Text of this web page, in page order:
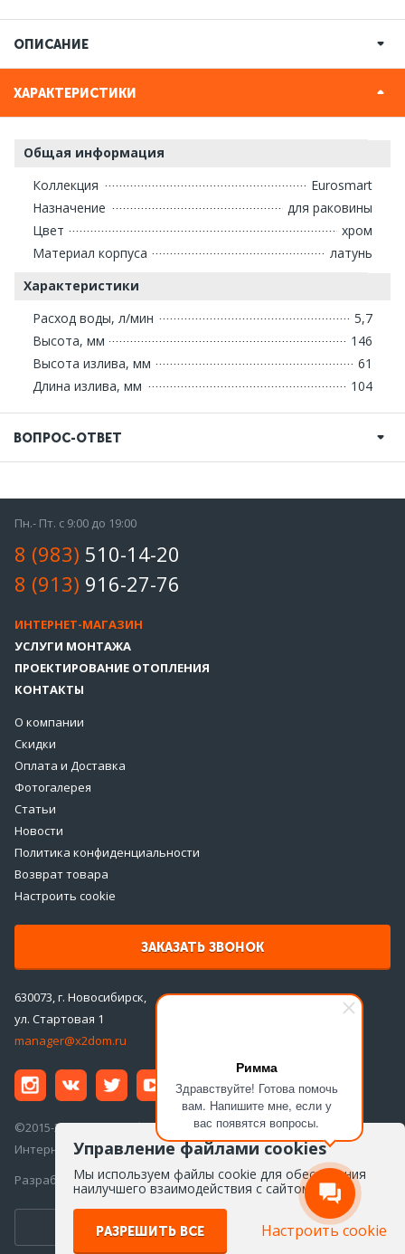
Римма
Здравствуйте! Готова помочь
вам. Напишите мне, если у
вас появятся вопросы.
ОПИСАНИЕ
ХАРАКТЕРИСТИКИ
Общая информация
Коллекция
Eurosmart
Назначение
для раковины
Цвет
хром
Материал корпуса
латунь
Характеристики
Расход воды, л/мин
5,7
Высота, мм
146
Высота излива, мм
61
Длина излива, мм
104
ВОПРОС-ОТВЕТ
Пн.- Пт. с 9:00 до 19:00
8 (983) 510-14-20
8 (913) 916-27-76
ИНТЕРНЕТ-МАГАЗИН
УСЛУГИ МОНТАЖА
ПРОЕКТИРОВАНИЕ ОТОПЛЕНИЯ
КОНТАКТЫ
О компании
Скидки
Оплата и Доставка
Фотогалерея
Статьи
Новости
Политика конфиденциальности
Возврат товара
Настроить cookie
ЗАКАЗАТЬ ЗВОНОК
630073, г. Новосибирск,
ул. Стартовая 1
manager@x2dom.ru
©2015-2026 ООО «ДаблДом»
Интернет-магазин инженерной сантехники
Разработка сайта —Айкон
ПЕРЕЙТИ ВВЕРСИЮ ДЛЯ ПК
Управление файлами cookies
Мы используем файлы cookie для обеспечения
наилучшего взаимодействия с сайтом
РАЗРЕШИТЬ ВСЕ Настроить cookie